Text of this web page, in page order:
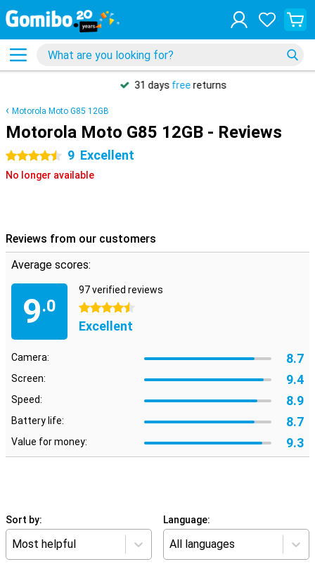
31 daysfreereturns
Motorola Moto G85 12GB
Motorola Moto G85 12GB - Reviews
4.5 stars 9 Excellent
No longer available
Reviews from our customers
Average scores:
9.0
97 verified reviews
4.5 stars
Excellent
Camera: 8.7
Screen: 9.4
Speed: 8.9
Battery life: 8.7
Value for money: 9.3
Sort by:
Most helpful
Language:
All languages